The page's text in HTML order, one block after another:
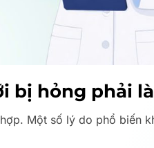
bị hỏng phải
Một số lý do phổ biến